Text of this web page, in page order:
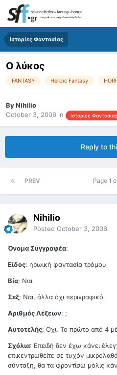
Ιστορίες Φαντασίας
Ο λύκος
FANTASY Heroic Fantasy
ByNihilio
October 3, 2006 in Ιστορίες Φαντασίας
Reply to
PREV Page 1
Nihilio
Posted October 3, 2006
Όνομα Συγγραφέα:
Είδος: ηρωική φαντασία τρόμου
Βία; Ναι
Σεξ; Ναι, άλλα όχι περιγραφικό
Αριθμός Λέξεων: ;
Αυτοτελής; Οχι. Το πρώτο από 4
Σχόλια: Επειδή δεν έχω κάνει
επικεντρωθείτε σε τυχόν
σύνταξη, θα τα φροντίσω μόλις